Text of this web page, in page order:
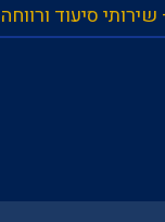
– שירותי